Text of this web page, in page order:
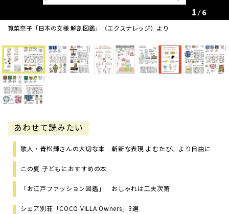
筧菜奈子「日本の文様 解剖図鑑」（エクスナレッジ）より
1 6
あわせて読みたい
歌人・青松輝さんの大切な本 斬新な表現 よむたび、より自由に
この夏 子どもにおすすめの本
「お江戸ファッション図鑑」 おしゃれは工夫次第
シェア別荘「COCO VILLA Owners」3選